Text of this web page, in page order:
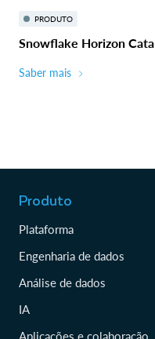
PRODUTO
Snowflake Horizon
Saber mais
Produto
Plataforma
Engenharia de dados
Análise de dados
IA
Aplicações e colaboração